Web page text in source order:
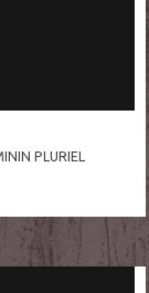
PLURIEL